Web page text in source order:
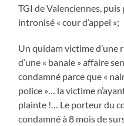
TGI de Valenciennes,
intronisé « cour d’appel »;
Un quidam victime d’une
d’une « banale » affaire
condamné parce que «
police »… la victime
plainte !… Le porteur du
condamné à 8 mois de